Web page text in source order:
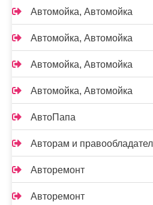
Автомойка, Автомойка
Автомойка, Автомойка
Автомойка, Автомойка
Автомойка, Автомойка
АвтоПапа
Авторам и
Авторемонт
Авторемонт